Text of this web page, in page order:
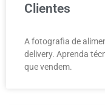
Clientes
A fotografia de
delivery. Aprenda
que vendem.